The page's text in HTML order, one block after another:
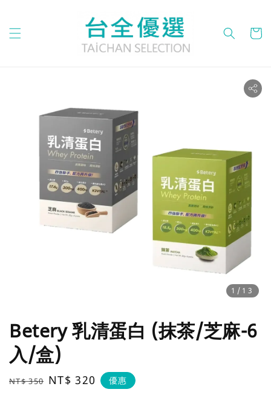
1 /13
Betery 乳清蛋白 (抹茶/芝麻-6
入/盒)
Regular
NT$ 350 Sale
NT$ 320 優惠